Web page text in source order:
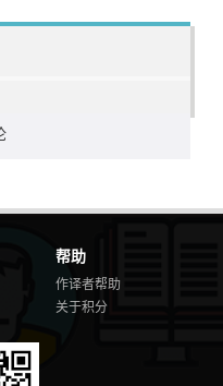
帮助
作译者帮助
关于积分